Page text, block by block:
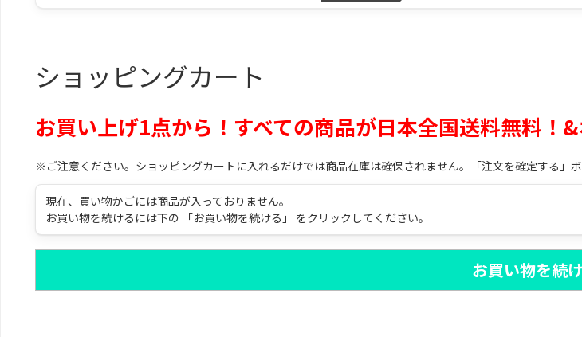
ショッピングカート
お買い上げ1点から！すべての商品が日本全国送料無料！
※ご注意ください。ショッピングカートに入れるだけでは商品在庫は確保されません。「注文を確定する」
現在、買い物かごには商品が入っておりません。
お買い物を続けるには下の 「お買い物を続ける」 をクリックしてください。
お買い物を続